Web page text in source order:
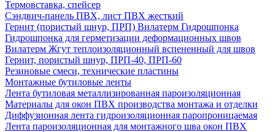
Термовставка, спейсер
Сэндвич-панель ПВХ, лист ПВХ жесткий
Гернит (пористый шнур, ПРП) Вилатерм Гидрошпонка
Гидрошпонка для герметизации деформационных швов
Вилатерм Жгут теплоизоляционный вспененный для швов
Гернит, пористый шнур, ПРП-40, ПРП-60
Резиновые смеси, технические пластины
Монтажные бутиловые ленты
Лента бутиловая металлизированная пароизоляционная
Материалы для окон ПВХ производства монтажа и отделки
Диффузионная лента гидроизоляционная паропроницаемая
Лента пароизоляционная для монтажного шва окон ПВХ